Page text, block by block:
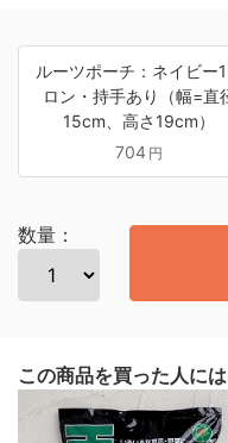
ルーツポーチ：ネイビー
ロン・持手あり（幅=直
15cm、高さ19cm）
704 円
数量：
この商品を買った人に